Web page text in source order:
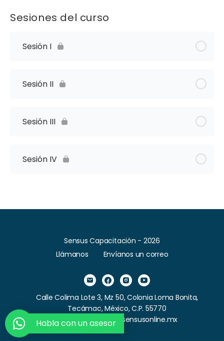
Sesiones del curso
Sesión I
Sesión II
Sesión III
Sesión IV
Sensus Capacitación - 2026
Llámanos
Envíanos un correo
Calle Colima Lote 3, Mz 50, Colonia Loma Bonita,
Tecámac, México, C.P. 55770
Correo: contacto@sensusonline.mx
Habla con un asesor